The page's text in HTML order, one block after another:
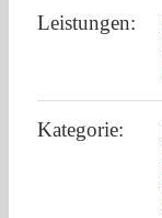
Leistungen:
Kategorie: